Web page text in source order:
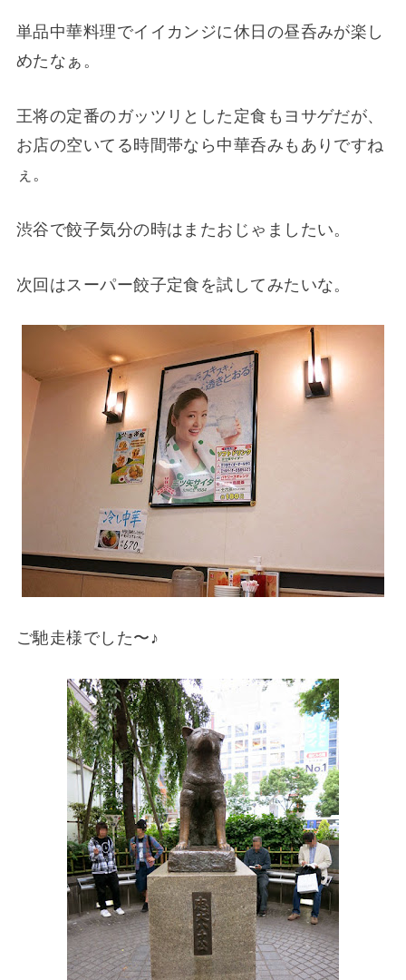
単品中華料理でイイカンジに休日の昼呑みが楽し
めたなぁ。
王将の定番のガッツリとした定食もヨサゲだが、
お店の空いてる時間帯なら中華呑みもありですね
ぇ。
渋谷で餃子気分の時はまたおじゃましたい。
次回はスーパー餃子定食を試してみたいな。
ご馳走様でした〜♪